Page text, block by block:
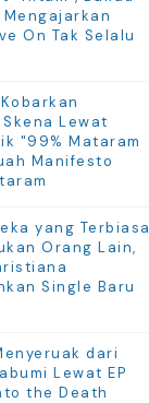
On Tak Selalu
Lewat
"99% Mataram
Manifesto
yang Terbiasa
Orang Lain,
Single Baru
dari
Lewat EP
the Death